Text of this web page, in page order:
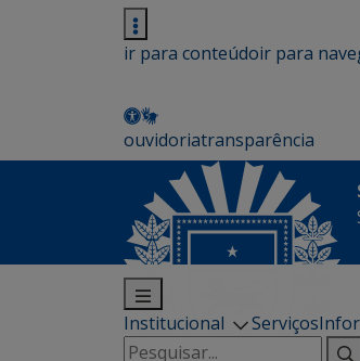
ir para conteúdoir para
ouvidoriatransparência
Institucional Serviços
Pesquisar